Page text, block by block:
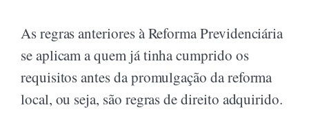
As regras anteriores à Reforma Previdenciária
se aplicam a quem já tinha cumprido os
requisitos antes da promulgação da reforma
local, ou seja, são regras de direito adquirido.